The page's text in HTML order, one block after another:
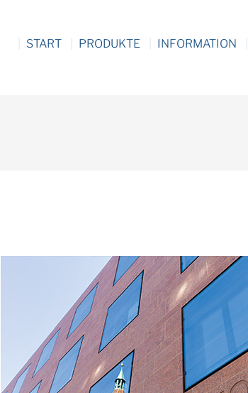
START PRODUKTE INFORMATION